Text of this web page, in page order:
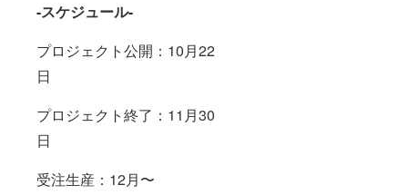
-スケジュール-
プロジェクト公開：10月22
日
プロジェクト終了：11月30
日
受注生産：12月〜